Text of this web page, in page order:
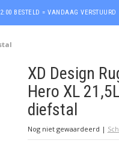
BESTELD = VANDAAG VERSTUURD
XD Design
Hero XL
diefstal
Nog niet gewaardeerd |